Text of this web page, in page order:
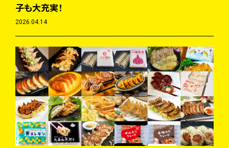
子も大充実！
2026.04.14